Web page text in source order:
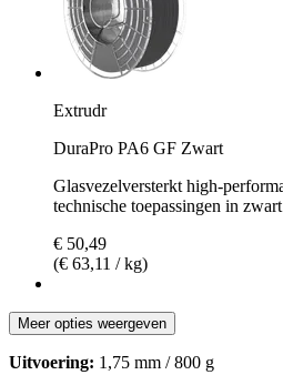
Extrudr
DuraPro PA6 GF Zwart
Glasvezelversterkt high-
technische toepassingen in zwart
€ 50,49
(€ 63,11 / kg)
Meer opties weergeven
Uitvoering: 1,75 mm / 800 g